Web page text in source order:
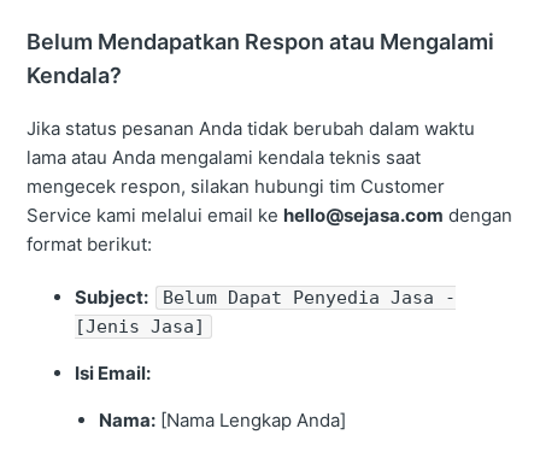
Belum Mendapatkan Respon atau Mengalami
Kendala?
Jika status pesanan Anda tidak berubah dalam waktu
lama atau Anda mengalami kendala teknis saat
mengecek respon, silakan hubungi tim Customer
Service kami melalui email ke hello@sejasa.com dengan
format berikut:
Subject:
Belum Dapat Penyedia Jasa -
[Jenis Jasa]
Isi Email:
Nama: [Nama Lengkap Anda]